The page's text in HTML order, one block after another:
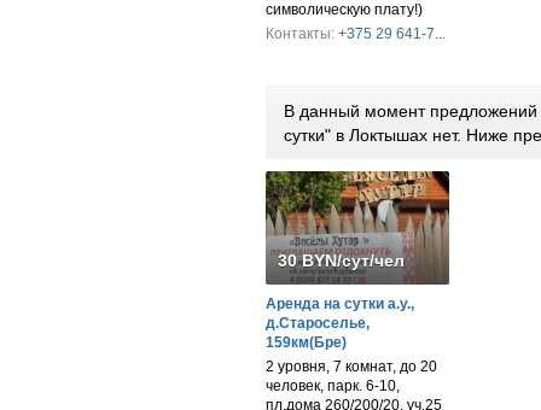
символическую плату!)
Контакты: +375 29 641-7...
В данный момент
сутки" в Локтышах нет. Ниже
30 BYN/сут/чел
Аренда на сутки а.у.,
д.Староселье,
159км(Бре)
2 уровня, 7 комнат, до 20
человек, парк. 6-10,
пл.дома 260/200/20, уч.25